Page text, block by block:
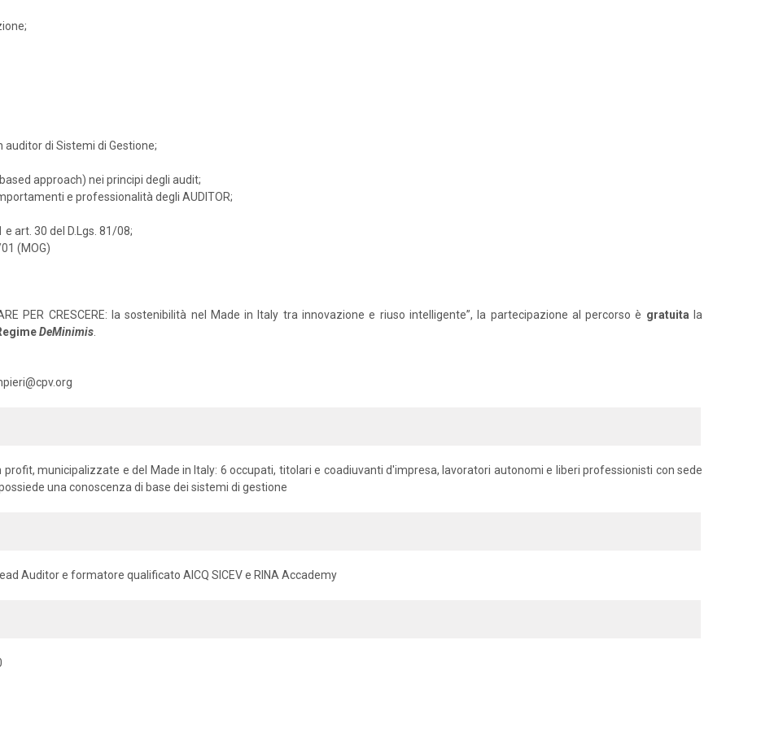
di Sistemi di Gestione;
approach) nei principi degli audit;
e professionalità degli AUDITOR;
art. 30 del D.Lgs. 81/08;
(MOG)
PER CRESCERE: la sostenibilità nel Made in Italy tra innovazione e riuso intelligente”, la partecipazione al percorso è gratuita la
DeMinimis
profit, municipalizzate e del Made in Italy: 6 occupati, titolari e coadiuvanti d'impresa, lavoratori autonomi e liberi professionisti con sede
una conoscenza di base dei sistemi di gestione
Auditor e formatore qualificato AICQ SICEV e RINA Accademy